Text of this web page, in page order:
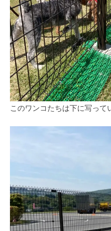
このワンコたちは下に写って